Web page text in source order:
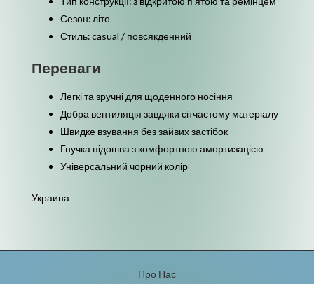
Сезон: літо
Стиль: casual / повсякденний
Переваги
Легкі та зручні для щоденного носіння
Добра вентиляція завдяки сітчастому матеріалу
Швидке взування без зайвих застібок
Гнучка підошва з комфортною амортизацією
Універсальний чорний колір
Украина
Про Нас